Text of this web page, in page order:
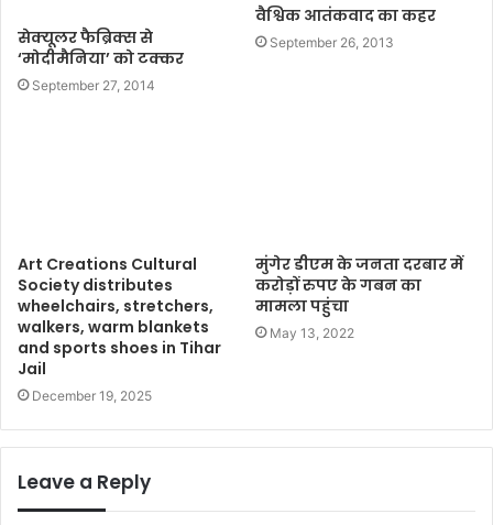
सेक्यूलर फैब्रिक्स से
‘मोदीमैनिया’ को टक्कर
September 27, 2014
वैश्विक आतंकवाद का कहर
September 26, 2013
Art Creations Cultural
Society distributes
wheelchairs, stretchers,
walkers, warm blankets
and sports shoes in Tihar
Jail
December 19, 2025
मुंगेर डीएम के जनता दरबार में
करोड़ों रुपए के गबन का
मामला पहुंचा
May 13, 2022
Leave a Reply